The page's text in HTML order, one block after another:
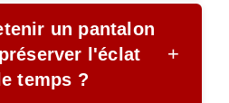
un pantalon
l'éclat
temps ?
+